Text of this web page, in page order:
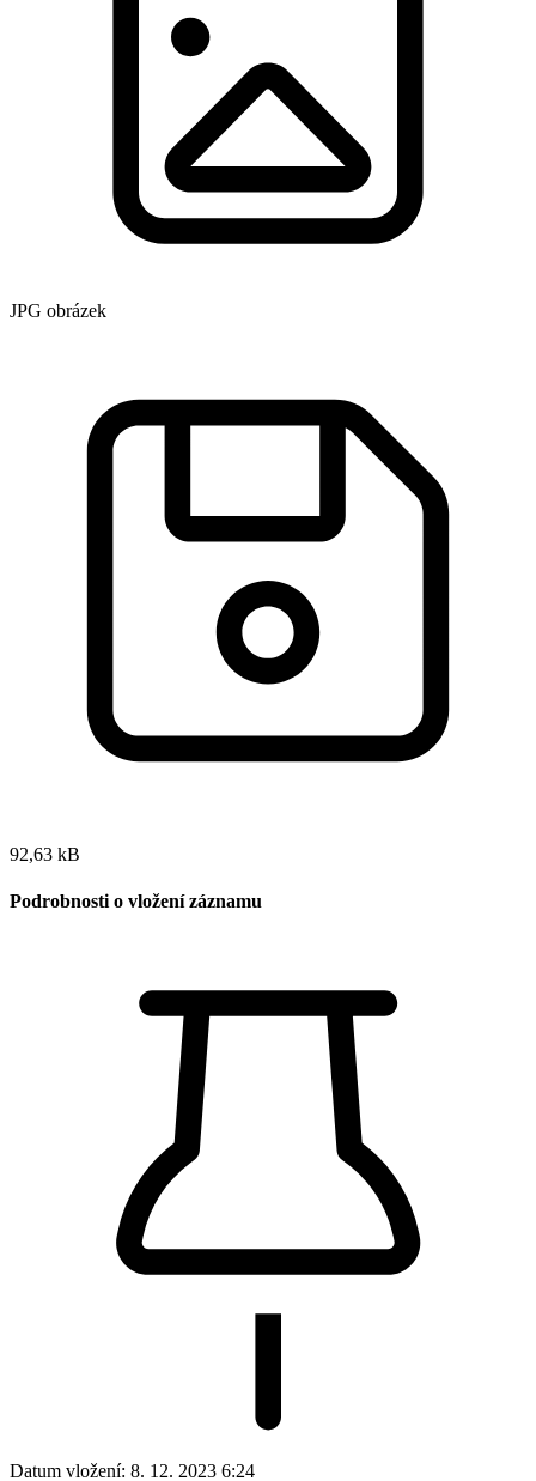
JPG obrázek
92,63 kB
Podrobnosti o vložení záznamu
Datum vložení: 8. 12. 2023 6:24